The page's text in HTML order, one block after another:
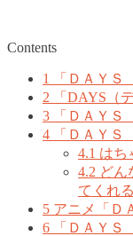
Contents
1
「ＤＡＹＳ
2 「DAYS（
3 「ＤＡＹＳ
4 「ＤＡＹＳ
4.1 はち
4.2 どん
てくれる
5 アニメ「Ｄ
6 「ＤＡＹＳ